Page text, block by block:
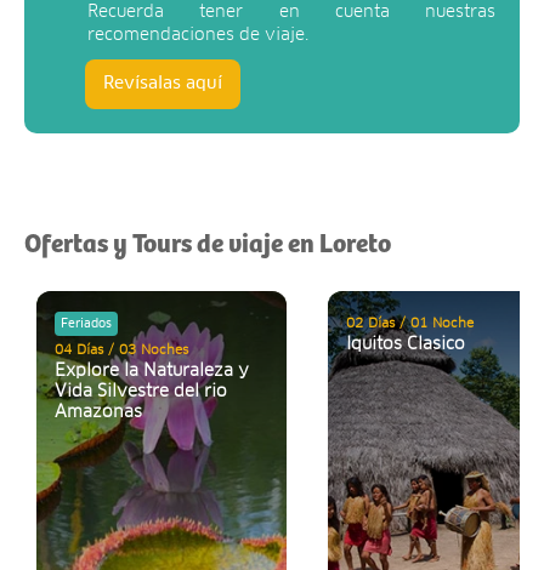
Recuerda tener en cuenta nuestras
recomendaciones de viaje.
Revísalas aquí
Ofertas y Tours de viaje en Loreto
Feriados
04 Días / 03 Noches
Explore la Naturaleza y
Vida Silvestre del rio
Amazonas
02 Días / 01 Noche
Iquitos Clasico